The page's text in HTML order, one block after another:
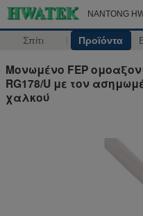
NANTONG
Σπίτι Προϊόντα
Μονωμένο FEP
RG178/U με τον
χαλκού